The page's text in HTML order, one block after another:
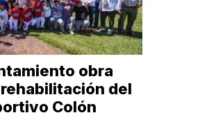
obra
del
Colón